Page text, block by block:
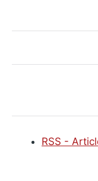
RSS -